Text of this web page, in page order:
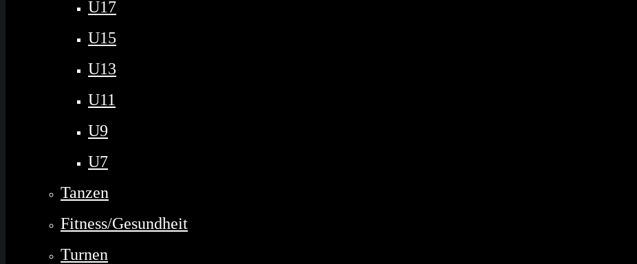
U17
U15
U13
U11
U9
U7
Tanzen
Fitness/Gesundheit
Turnen